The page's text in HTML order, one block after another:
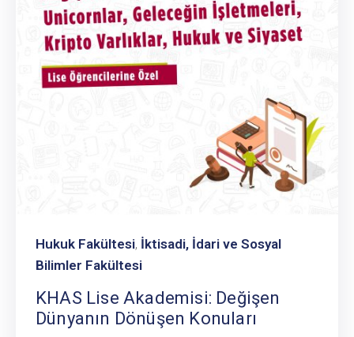
Hukuk Fakültesi, İktisadi, İdari ve Sosyal
Bilimler Fakültesi
KHAS Lise Akademisi: Değişen
Dünyanın Dönüşen Konuları